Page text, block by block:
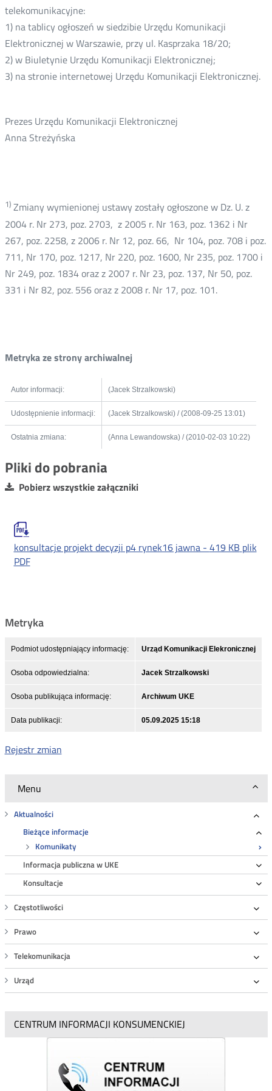
Menu
Aktualności
Bieżące informacje
Komunikaty
Informacja publiczna w UKE
Konsultacje
Częstotliwości
Prawo
Telekomunikacja
Urząd
CENTRUM INFORMACJI KONSUMENCKIEJ
telekomunikacyjne:
1) na tablicy ogłoszeń w siedzibie Urzędu Komunikacji
Elektronicznej w Warszawie, przy ul. Kasprzaka 18/20;
2) w Biuletynie Urzędu Komunikacji Elektronicznej;
3) na stronie internetowej Urzędu Komunikacji Elektronicznej.
Prezes Urzędu Komunikacji Elektronicznej
Anna Streżyńska
1)Zmiany wymienionej ustawy zostały ogłoszone w Dz. U. z
2004 r. Nr 273, poz. 2703, z 2005 r. Nr 163, poz. 1362 i Nr
267, poz. 2258, z 2006 r. Nr 12, poz. 66, Nr 104, poz. 708 i poz.
711, Nr 170, poz. 1217, Nr 220, poz. 1600, Nr 235, poz. 1700 i
Nr 249, poz. 1834 oraz z 2007 r. Nr 23, poz. 137, Nr 50, poz.
331 i Nr 82, poz. 556 oraz z 2008 r. Nr 17, poz. 101.
Metryka ze strony archiwalnej
Autor informacji: (Jacek Strzalkowski)
Udostępnienie informacji: (Jacek Strzalkowski) / (2008-09-25 13:01)
Ostatnia zmiana: (Anna Lewandowska) / (2010-02-03 10:22)
Pliki do pobrania
Pobierz wszystkie załączniki
konsultacje projekt decyzji p4 rynek16 jawna - 419 KB plik
PDF
Metryka
Podmiot udostępniający informację: Urząd Komunikacji Elekronicznej
Osoba odpowiedzialna: Jacek Strzalkowski
Osoba publikująca informację: Archiwum UKE
Data publikacji: 05.09.2025 15:18
Rejestr zmian